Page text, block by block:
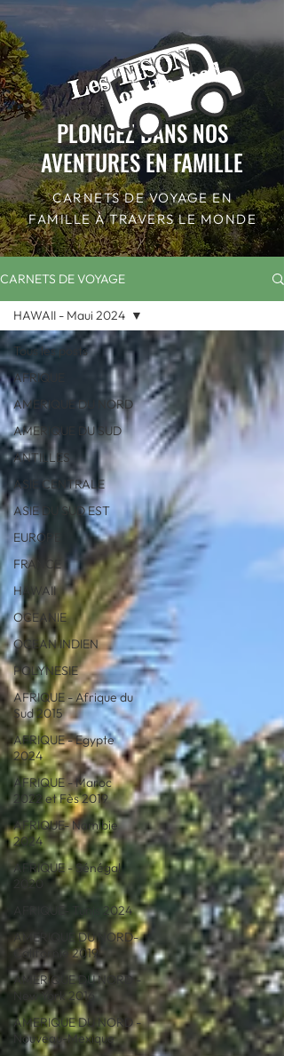
on the road
Les TISON
PLONGEZ DANS NOS
AVENTURES EN FAMILLE
CARNETS DE VOYAGE EN
FAMILLE À TRAVERS LE MONDE
CARNETS DE VOYAGE
Tous les posts
AFRIQUE
AMERIQUE DU NORD
AMERIQUE DU SUD
ANTILLES
ASIE CENTRALE
ASIE DU SUD EST
EUROPE
FRANCE
HAWAII
OCEANIE
OCEAN INDIEN
POLYNESIE
AFRIQUE - Afrique du
Sud 2015
AFRIQUE - Egypte
2024
AFRIQUE - Maroc
2022 et Fès 2019
AFRIQUE- Namibie
2024
AFRIQUE - Sénégal
2020
AFRIQUE- Tunis 2024
AMERIQUE DU NORD-
Californie 2019
AMERIQUE DU NORD -
New York 2016
AMERIQUE DU NORD -
Nouveau-Mexique
HAWAII - Maui 2024